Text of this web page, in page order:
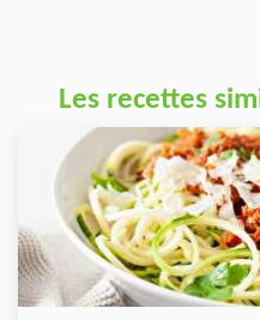
Les recettes